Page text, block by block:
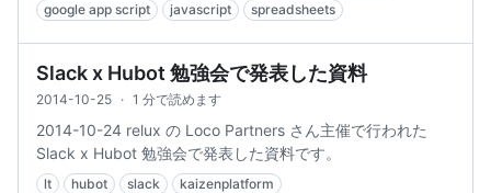
google app script
javascript spreadsheets
Slack x Hubot 勉強会で発表した資料
2014-10-25 · 1 分で読めます
2014-10-24 relux の Loco Partners さん主催で行われた
Slack x Hubot 勉強会で発表した資料です。
lt hubot slack kaizenplatform